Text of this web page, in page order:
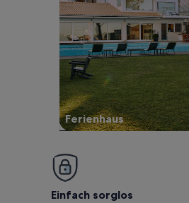
Ferienhaus
Einfach sorglos